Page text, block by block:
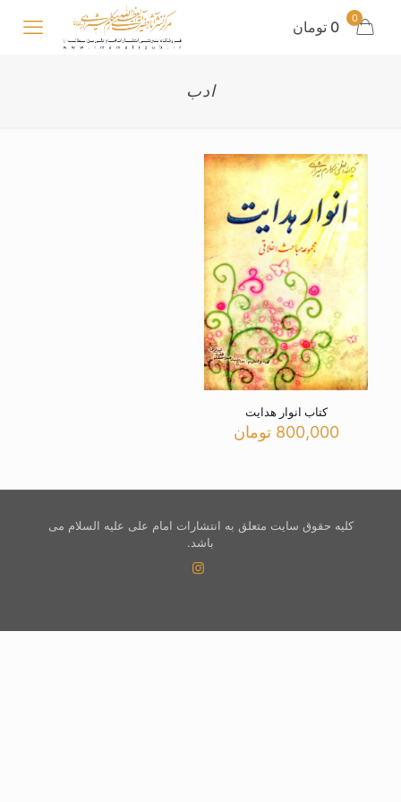
0 0 تومان
ادب
کتاب انوار هدایت
800,000 تومان
کلیه حقوق سایت متعلق به انتشارات امام علی علیه السلام می
باشد.